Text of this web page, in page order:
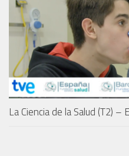
La Ciencia de la Salud (T2)